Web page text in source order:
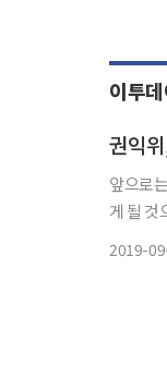
이투
권익
앞으로
게 될 것으로 전망된다. 국민권익위원회는 이
2019-